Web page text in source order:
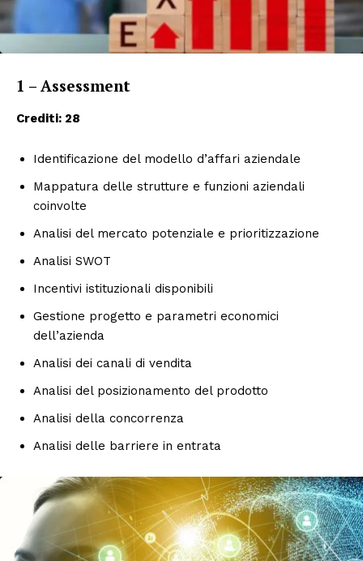
1 – Assessment
Crediti: 28
Identificazione del modello d’affari aziendale
Mappatura delle strutture e funzioni aziendali
coinvolte
Analisi del mercato potenziale e prioritizzazione
Analisi SWOT
Incentivi istituzionali disponibili
Gestione progetto e parametri economici
dell’azienda
Analisi dei canali di vendita
Analisi del posizionamento del prodotto
Analisi della concorrenza
Analisi delle barriere in entrata